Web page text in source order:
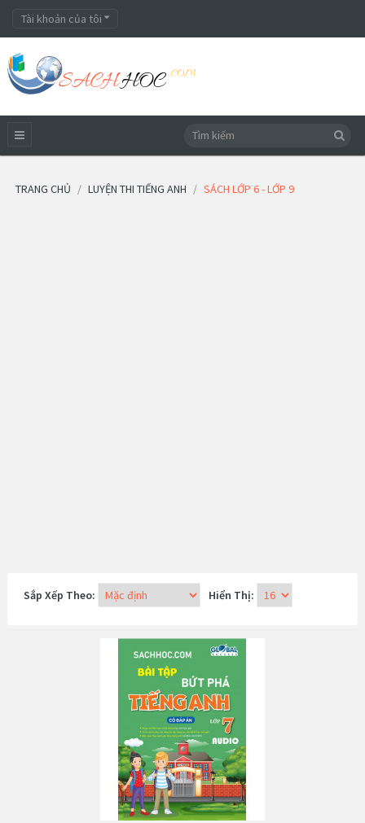
Tài khoản của tôi
TRANG CHỦ LUYỆN THI TIẾNG ANH SÁCH LỚP 6 - LỚP 9
Sắp Xếp Theo: Hiển Thị: